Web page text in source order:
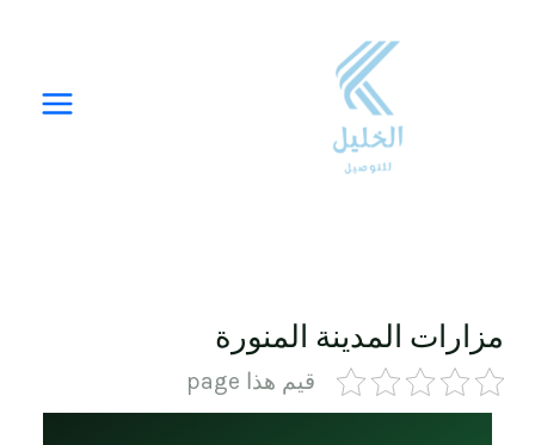
مزارات المدينة المنورة
قيم هذا page